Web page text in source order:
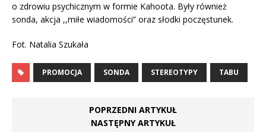
o zdrowiu psychicznym w formie Kahoota. Były również
sonda, akcja ,,miłe wiadomości” oraz słodki poczęstunek.
Fot. Natalia Szukała
PROMOCJA SONDA STEREOTYPY TABU
POPRZEDNI ARTYKUŁ
NASTĘPNY ARTYKUŁ